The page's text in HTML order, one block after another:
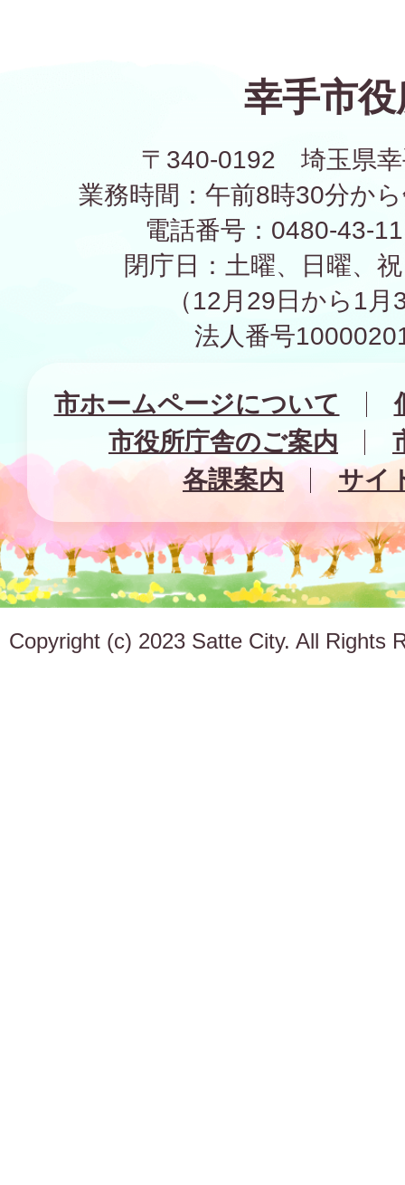
幸手市役
〒340-0192 埼玉県幸
業務時間：午前8時30分か
電話番号：0480-43-
閉庁日：土曜、日曜、
（12月29日から1
法人番号
市ホームページについて
市役所庁舎のご案内
各課案内
サイ
Copyright (c) 2023 Satte City. All Rights